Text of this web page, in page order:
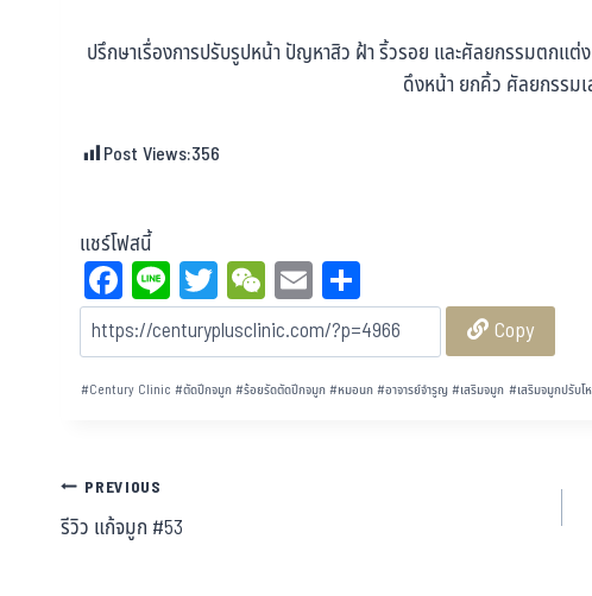
ปรึกษาเรื่องการปรับรูปหน้า ปัญหาสิว ฝ้า ริ้วรอย และศัลยกรรมตกแ
ดึงหน้า ยกคิ้ว ศัลยกรรม
Post Views:356
แชร์โฟสนี้
Fa
ce
bo
ok
Li
ne
T
wi
tt
er
W
eC
ha
t
E
m
ail
ar
e Copy
#Century Clinic #ตัดปีกจมูก#ร้อยรัดตัดปีกจมูก#หมอนก#อาจารย์จำรูญ #เสริมจมูก #เสริมจมูกปรับโ
PREVIOUS
รีวิว แก้จมูก #53